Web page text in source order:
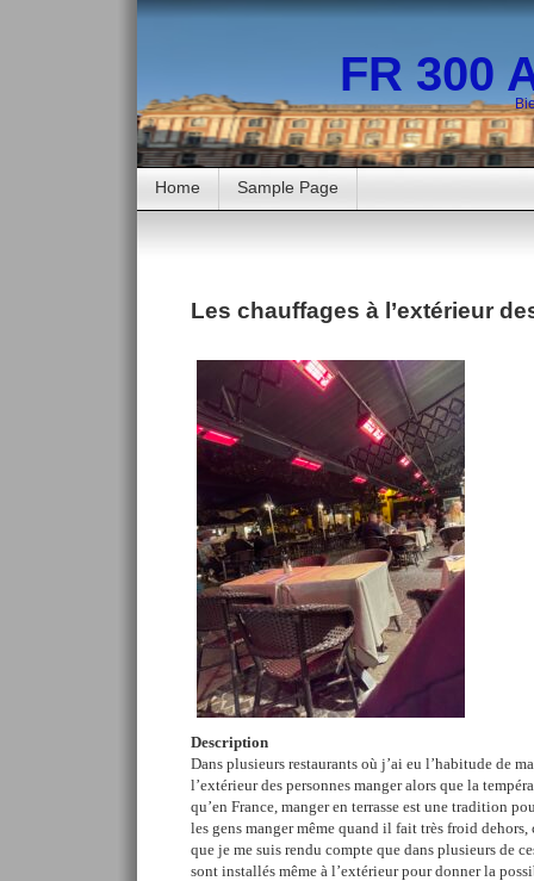
FR 300
Home Sample Page
Les chauffages à l’extérieur
Description
Dans plusieurs restaurants où j’ai eu l’habitude de
l’extérieur des personnes manger alors que la
qu’en France, manger en terrasse est une tradition
les gens manger même quand il fait très froid dehors,
que je me suis rendu compte que dans plusieurs de
sont installés même à l’extérieur pour donner la